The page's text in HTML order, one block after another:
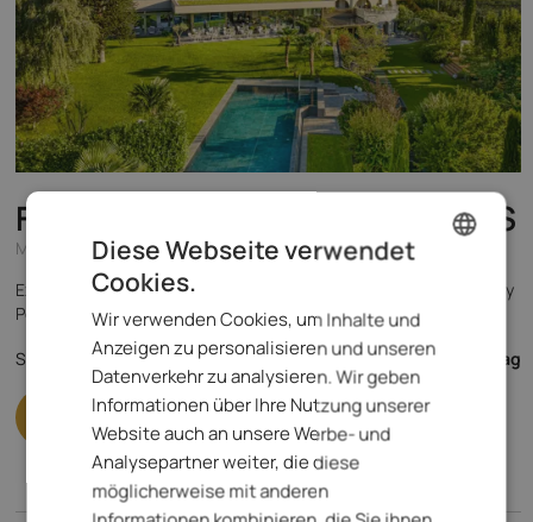
FAYN garden retreat hotel ****S
Meran und Umgebung - Algund
Exklusiver Rückzugsort in Algund–Meran: Panorama, Spa & Infinity
Pool, stilvolles Design und Gourmetgenuss in Südtirol.
Spezialisiert auf
ab176,- € pro Tag
ITALIAN
Diese Webseite verwendet
Cookies.
Wir verwenden Cookies, um Inhalte und
Anzeigen zu personalisieren und unseren
Datenverkehr zu analysieren. Wir geben
Informationen über Ihre Nutzung unserer
Website auch an unsere Werbe- und
Analysepartner weiter, die diese
möglicherweise mit anderen